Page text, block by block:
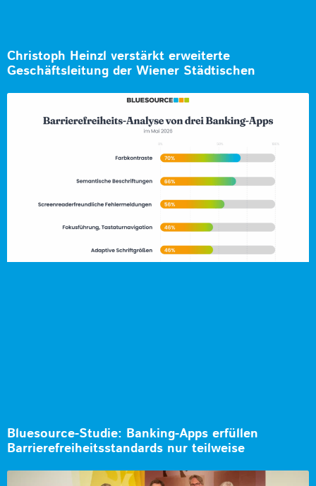
Christoph Heinzl verstärkt erweiterte
Geschäftsleitung der Wiener Städtischen
Bluesource-Studie: Banking-Apps erfüllen
Barrierefreiheitsstandards nur teilweise